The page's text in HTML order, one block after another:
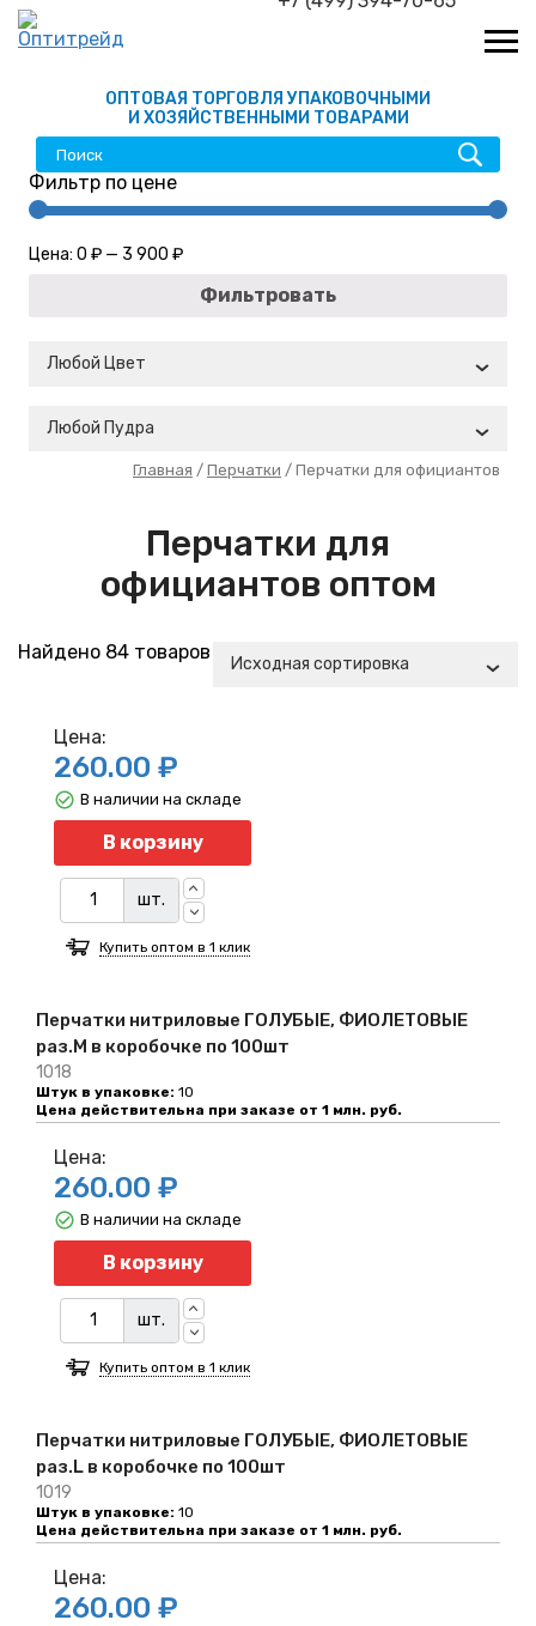
ОПТОВАЯ ТОРГОВЛЯ УПАКОВОЧНЫМИ
И ХОЗЯЙСТВЕННЫМИ ТОВАРАМИ
Фильтр по цене
Фильтровать
Цена: 0 ₽ — 3 900 ₽
Любой Цвет
Любой Пудра
Главная / Перчатки / Перчатки для официантов
Перчатки для
официантов оптом
Найдено 84 товаров
Исходная сортировка
Перчатки нитриловые ГОЛУБЫЕ, ФИОЛЕТОВЫЕ
раз.M в коробочке по 100шт
1018
Штук в упаковке: 10
Цена действительна при заказе от 1 млн. руб.
Цена:
260.00 ₽
В корзину
шт.
В наличии на складе
Купить оптом в 1 клик
Перчатки нитриловые ГОЛУБЫЕ, ФИОЛЕТОВЫЕ
раз.L в коробочке по 100шт
1019
Штук в упаковке: 10
Цена действительна при заказе от 1 млн. руб.
Цена:
260.00 ₽
В корзину
шт.
В наличии на складе
Купить оптом в 1 клик
Цена:
260.00 ₽